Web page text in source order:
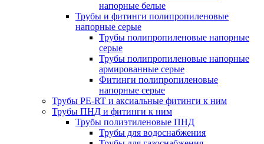
напорные белые
Трубы и фитинги полипропиленовые
напорные серые
Трубы полипропиленовые напорные
серые
Трубы полипропиленовые напорные
армированные серые
Фитинги полипропиленовые
напорные серые
Трубы PE-RT и аксиальные фитинги к ним
Трубы ПНД и фитинги к ним
Трубы полиэтиленовые ПНД
Трубы для водоснабжения